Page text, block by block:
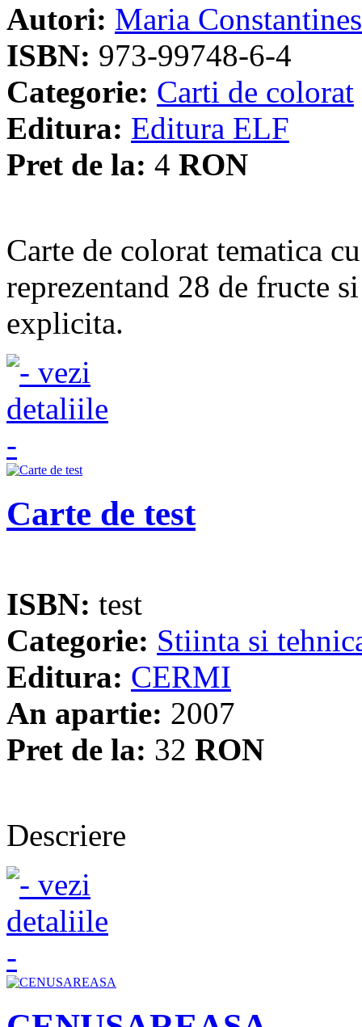
Autori: Maria
ISBN: 973-99748-6-4
Categorie: Carti de colorat
Editura: Editura ELF
Pret de la: 4 RON
Carte de colorat tematica
reprezentand 28 de fructe
explicita.
Carte de test
ISBN: test
Categorie: Stiinta si
Editura: CERMI
An apartie: 2007
Pret de la: 32 RON
Descriere